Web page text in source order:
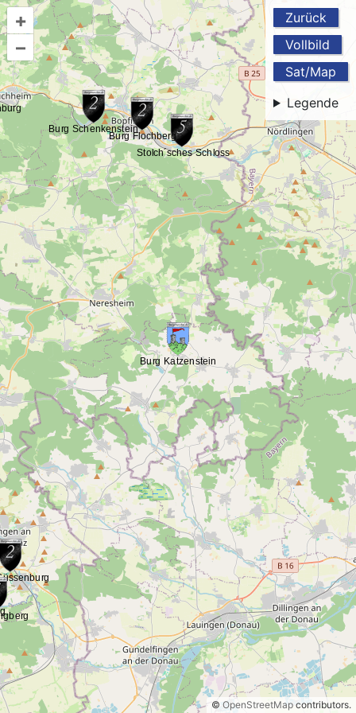
Zurück
Vollbild
Sat/Map
Legende
+
–
© OpenStreetMap contributors.